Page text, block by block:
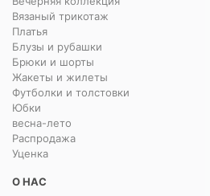
Вязаный трикотаж
Платья
Блузы и рубашки
Брюки и шорты
Жакеты и жилеты
Футболки и толстовки
Юбки
весна-лето
Распродажа
Уценка
О НАС